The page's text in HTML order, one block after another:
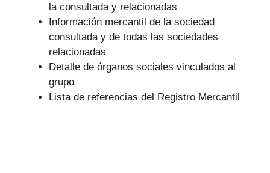
la consultada y relacionadas
Información mercantil de la sociedad
consultada y de todas las sociedades
relacionadas
Detalle de órganos sociales vinculados al
grupo
Lista de referencias del Registro Mercantil